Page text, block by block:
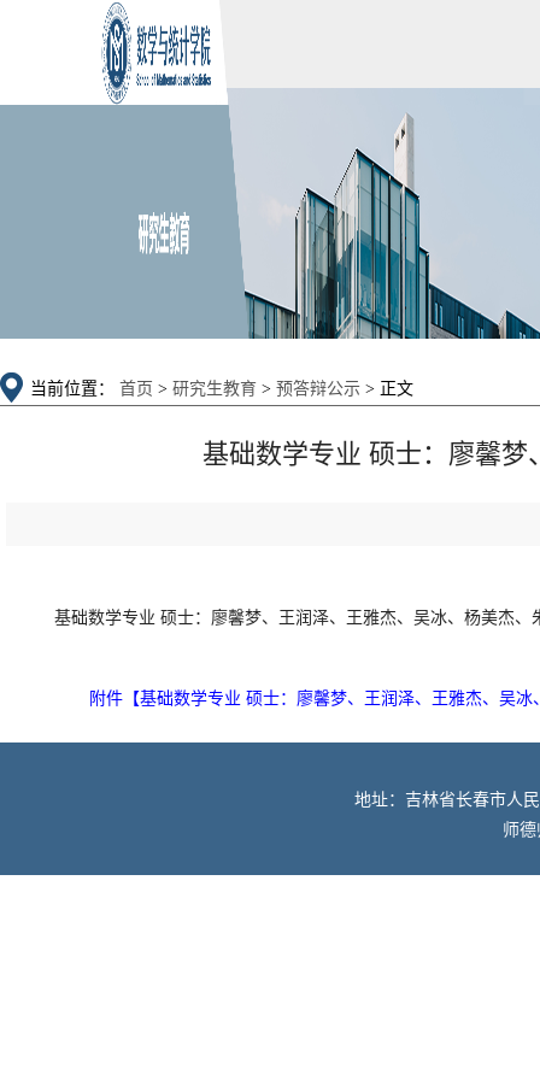
当前位置： 首页 > 研究生教育 > 预答辩公示 > 正文
基础数学专业 硕士：廖馨
基础数学专业 硕士：廖馨梦、王润泽、王雅杰、吴冰、杨美杰、
附件【基础数学专业 硕士：廖馨梦、王润泽、王雅杰、吴
地址：吉林省长春市人
师德